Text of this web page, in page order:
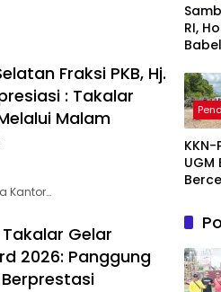
Fraksi PKB, Hj.
: Takalar
Malam
Kantor…
Gelar
2026: Panggung
RI,
KKN-
UGM
1.200